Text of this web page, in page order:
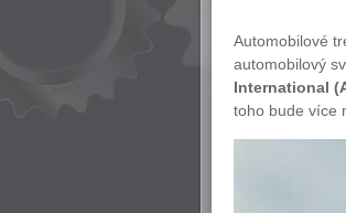
Automobilové
automobilový
International
toho bude více